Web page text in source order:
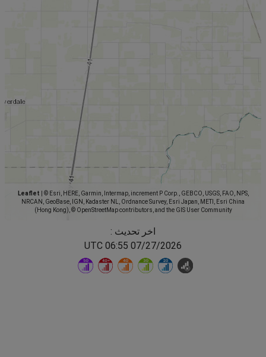
Leaflet
© Esri, HERE, Garmin, Intermap, increment P Corp., GEBCO, USGS, FAO, NPS,
NRCAN, GeoBase, IGN, Kadaster NL, Ordnance Survey, Esri Japan, METI, Esri China
(Hong Kong), © OpenStreetMap contributors, and the GIS User Community
اخر تحديث :
07/27/2026 06:55 UTC